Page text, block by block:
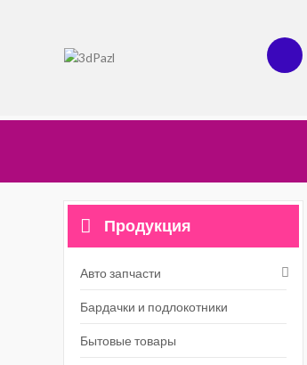
Продукция
Авто запчасти
Бардачки и подлокотники
Бытовые товары